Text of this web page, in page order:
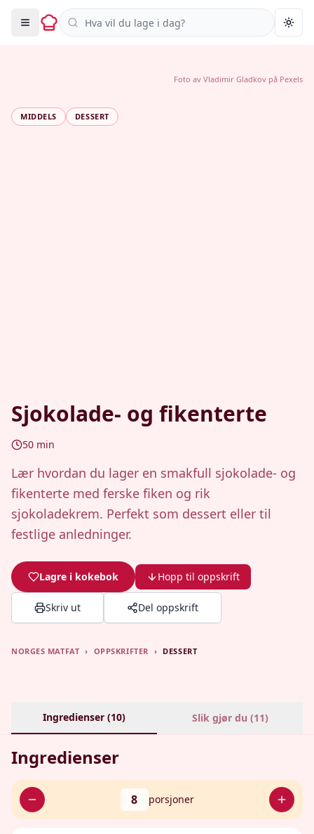
Søk i oppskrifter
MIDDELS DESSERT
Sjokolade- og fikenterte
50 min
Lær hvordan du lager en smakfull sjokolade- og
fikenterte med ferske fiken og rik
sjokoladekrem. Perfekt som dessert eller til
festlige anledninger.
Lagre i kokebok Hopp til oppskrift
Skriv ut Del oppskrift
Foto av Vladimir Gladkov på Pexels
NORGES MATFAT › OPPSKRIFTER › DESSERT
Ingredienser (10) Slik gjør du (11)
Ingredienser
8 porsjoner